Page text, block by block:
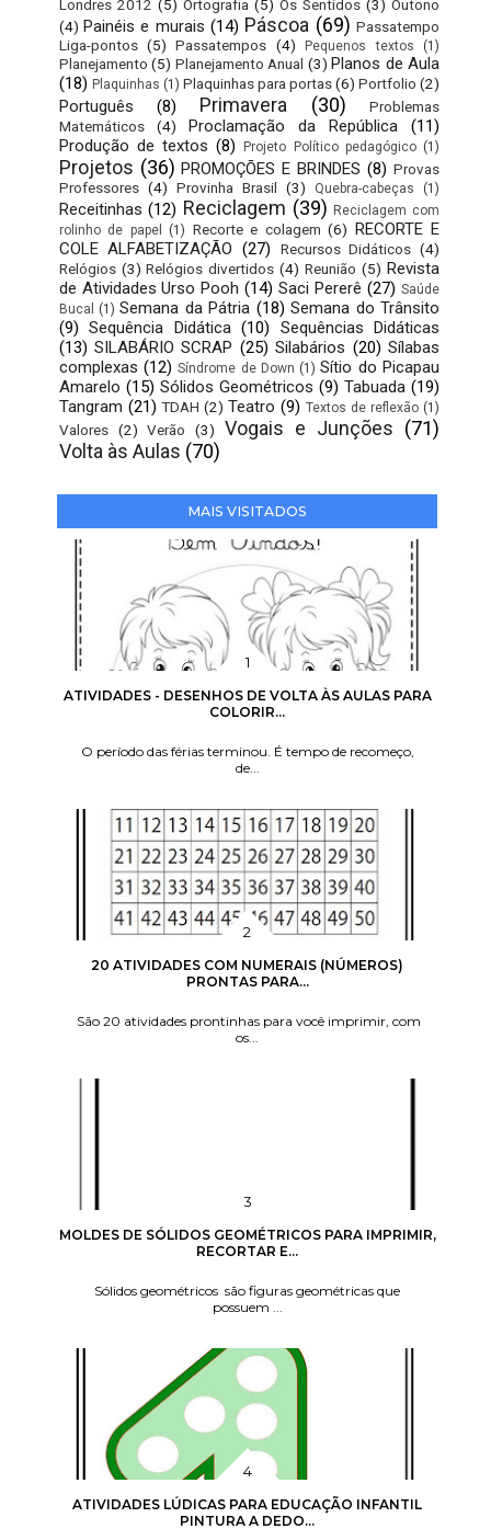
Londres 2012 (5) Ortografia (5) Os Sentidos (3) Outono
(4) Painéis e murais (14) Páscoa (69) Passatempo
Liga-pontos (5) Passatempos (4) Pequenos textos (1)
Planejamento (5) Planejamento Anual (3) Planos de Aula
(18) Plaquinhas (1) Plaquinhas para portas(6) Portfolio (2)
Português (8) Primavera (30)
Problemas
Matemáticos
(4) Proclamação da República
(11)
Produção de textos (8) Projeto Político pedagógico (1)
Projetos (36) PROMOÇÕES E BRINDES (8) Provas
Professores (4) Provinha Brasil (3) Quebra-cabeças (1)
Receitinhas (12) Reciclagem (39) Reciclagem com
rolinho de papel
(1) Recorte e colagem (6) RECORTE E
COLE ALFABETIZAÇÃO (27) Recursos Didáticos (4)
Relógios (3) Relógios divertidos (4) Reunião (5) Revista
de Atividades Urso Pooh (14) Saci Pererê (27) Saúde
Bucal
(1) Semana da Pátria (18) Semana do Trânsito
(9) Sequência Didática (10)
Sequências Didáticas
(13) SILABÁRIO SCRAP (25) Silabários (20) Sílabas
complexas (12) Síndrome de Down (1) Sítio do Picapau
Amarelo (15) Sólidos Geométricos (9) Tabuada (19)
Tangram (21) TDAH (2) Teatro (9) Textos de reflexão (1)
Valores (2) Verão (3) Vogais e Junções (71)
Volta às Aulas (70)
MAIS VISITADOS
ATIVIDADES - DESENHOS DE VOLTA ÀS AULAS PARA
COLORIR...
O período das férias terminou. É tempo de recomeço,
de...
20 ATIVIDADES COM NUMERAIS (NÚMEROS)
PRONTAS PARA...
São 20 atividades prontinhas para você imprimir, com
os...
MOLDES DE SÓLIDOS GEOMÉTRICOS PARA IMPRIMIR,
RECORTAR E...
Sólidos geométricos são figuras geométricas que
possuem ...
ATIVIDADES LÚDICAS PARA EDUCAÇÃO INFANTIL
PINTURA A DEDO...